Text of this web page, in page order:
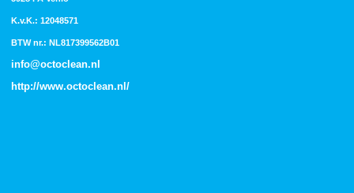
K.v.K.: 12048571
BTW nr.: NL817399562B01
info@octoclean.nl
http://www.octoclean.nl /